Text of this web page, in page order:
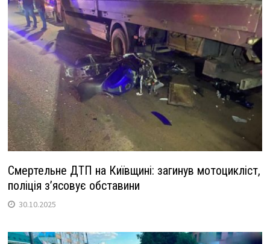
Смертельне ДТП на Київщині: загинув мотоцикліст,
поліція з’ясовує обставини
30.10.2025